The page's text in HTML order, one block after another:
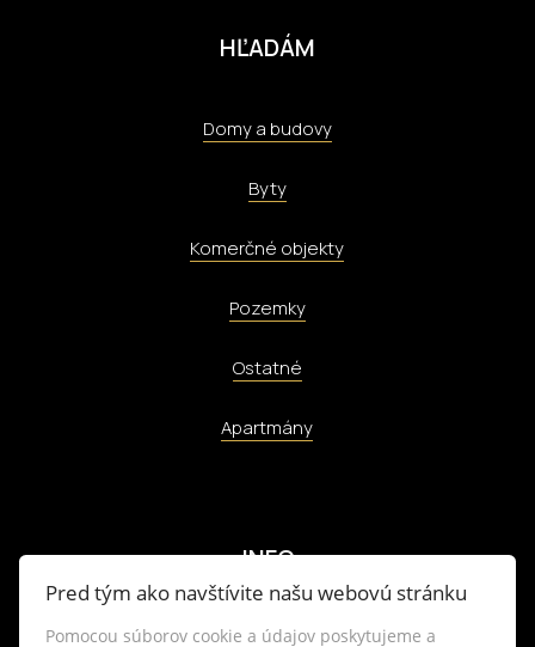
HĽADÁM
Domy a budovy
Byty
Komerčné objekty
Pozemky
Ostatné
Apartmány
INFO
Makléri
Pred tým ako navštívite našu webovú stránku
Pomocou súborov cookie a údajov poskytujeme a